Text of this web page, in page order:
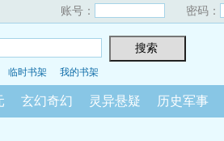
账号： 密码：
临时书架 我的书架
玄幻奇幻 灵异悬疑 历史军事